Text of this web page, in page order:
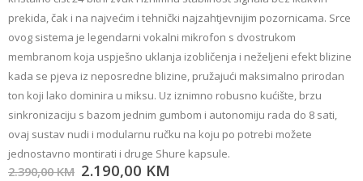
prekida, čak i na najvećim i tehnički najzahtjevnijim pozornicama. Srce
ovog sistema je legendarni vokalni mikrofon s dvostrukom
membranom koja uspješno uklanja izobličenja i neželjeni efekt blizine
kada se pjeva iz neposredne blizine, pružajući maksimalno prirodan
ton koji lako dominira u miksu. Uz iznimno robusno kućište, brzu
sinkronizaciju s bazom jednim gumbom i autonomiju rada do 8 sati,
ovaj sustav nudi i modularnu ručku na koju po potrebi možete
jednostavno montirati i druge Shure kapsule.
2.390,00KM 2.190,00 KM